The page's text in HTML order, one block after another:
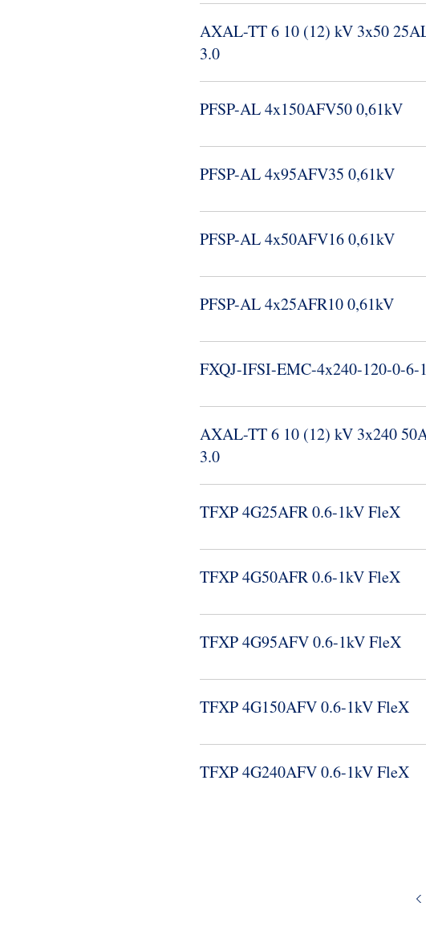
AXAL-​TT 6 10 (12) kV 3x50
3.​0
PFSP-​AL 4x150AFV50 0,61kV
PFSP-​AL 4x95AFV35 0,61kV
PFSP-​AL 4x50AFV16 0,61kV
PFSP-​AL 4x25AFR10 0,61kV
FXQJ-​IFSI-​EMC-​4x240-​120-​0-​6-​
AXAL-​TT 6 10 (12) kV 3x240
3.​0
TFXP 4G25AFR 0.​6-​1kV FleX
TFXP 4G50AFR 0.​6-​1kV FleX
TFXP 4G95AFV 0.​6-​1kV FleX
TFXP 4G150AFV 0.​6-​1kV FleX
TFXP 4G240AFV 0.​6-​1kV FleX